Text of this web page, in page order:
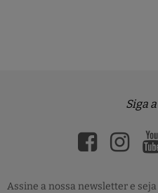
Siga
Assine a nossa newsletter e